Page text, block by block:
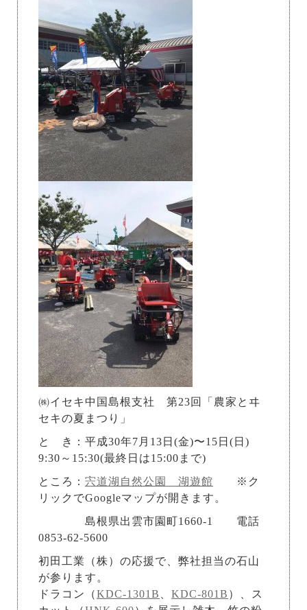
㈱イセキ中国島根支社 第23回「農家とヰ
セキの夏まつり」
と き：平成30年7月13日(金)〜15日(日)
9:30～15:30(最終日は15:00まで)
ところ： 宍道湖自然公園 湖遊館 ※ク
リックでGoogleマップが開きます。
島根県出雲市園町1660-1 電話
0853-62-5600
初田工業（株）の応援で、弊社担当の石山
が参ります。
ドラコン（KDC-1301B KDC-801B ）、ス